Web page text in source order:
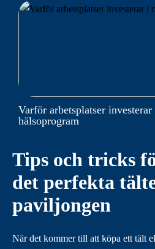
Varför arbetsplatser
hälsoprogram
Tips och tricks
det perfekta
paviljongen
När det kommer till att köpa ett tält